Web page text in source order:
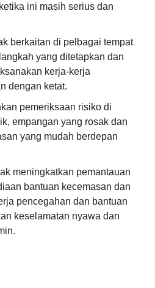
ini masih serius dan
berkaitan di pelbagai tempat
yang ditetapkan dan
kerja-kerja
dengan ketat.
pemeriksaan risiko di
empangan yang rosak dan
yang mudah berdepan
meningkatkan pemantauan
bantuan kecemasan dan
pencegahan dan bantuan
keselamatan nyawa dan